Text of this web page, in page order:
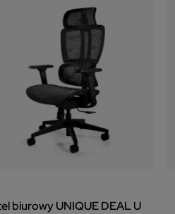
biurowy UNIQUE DEAL U